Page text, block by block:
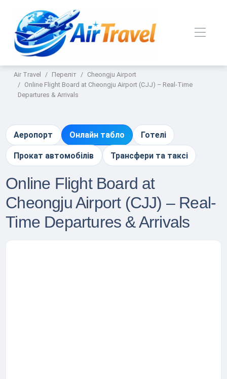
Air Travel Переліт
Cheongju Airport
Online Flight Board at Cheongju Airport (CJJ) – Real-Time
Departures & Arrivals
Аеропорт Онлайн табло Готелі
Прокат автомобілів Трансфери та таксі
Online Flight Board at
Cheongju Airport (CJJ) – Real-
Time Departures & Arrivals